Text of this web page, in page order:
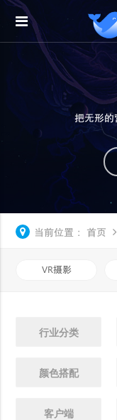
把无形的
当前位置： 首页
VR摄影
行业分类
颜色搭配
客户端